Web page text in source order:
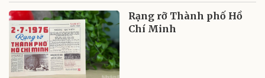
Rạng rỡ Thành phố Hồ
Chí Minh